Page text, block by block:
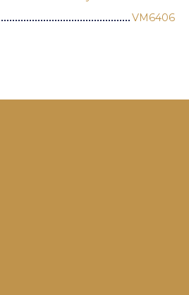
VM6406